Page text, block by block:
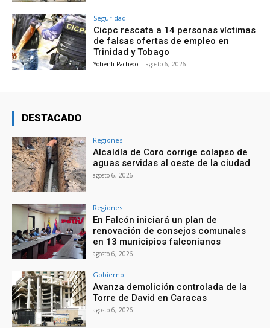
Seguridad
Cicpc rescata a 14 personas víctimas
de falsas ofertas de empleo en
Trinidad y Tobago
Yohenli Pacheco - agosto 6, 2026
DESTACADO
Regiones
Alcaldía de Coro corrige colapso de
aguas servidas al oeste de la ciudad
agosto 6, 2026
Regiones
En Falcón iniciará un plan de
renovación de consejos comunales
en 13 municipios falconianos
agosto 6, 2026
Gobierno
Avanza demolición controlada de la
Torre de David en Caracas
agosto 6, 2026